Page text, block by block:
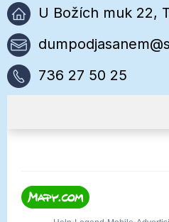
U Božích muk 22,
736 27 50 25